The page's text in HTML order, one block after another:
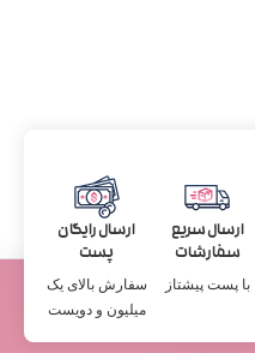
ارسال سریع
سفارشات
با پست پیشتاز
ارسال رایگان
پست
سفارش بالای یک
میلیون و دویست